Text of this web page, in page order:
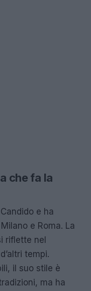
che fa la
e ha
e Roma. La
riflette nel
tempi.
il suo stile è
ma ha